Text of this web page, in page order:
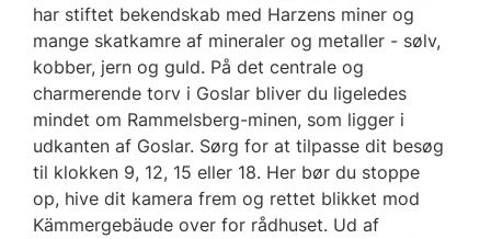
har stiftet bekendskab med Harzens miner og
mange skatkamre af mineraler og metaller - sølv,
kobber, jern og guld. På det centrale og
charmerende torv i Goslar bliver du ligeledes
mindet om Rammelsberg-minen, som ligger i
udkanten af Goslar. Sørg for at tilpasse dit besøg
til klokken 9, 12, 15 eller 18. Her bør du stoppe
op, hive dit kamera frem og rettet blikket mod
Kämmergebäude over for rådhuset. Ud af